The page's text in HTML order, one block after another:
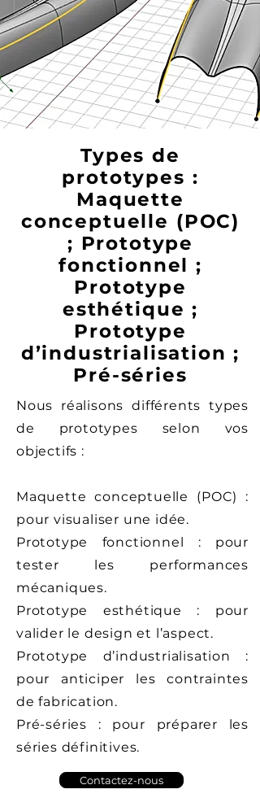
Types de
prototypes :
Maquette
conceptuelle (POC)
; Prototype
fonctionnel ;
Prototype
esthétique ;
Prototype
d’industrialisation ;
Pré-séries
Nous réalisons différents types
de prototypes selon vos
objectifs :
Maquette conceptuelle (POC) :
pour visualiser une idée.
Prototype fonctionnel : pour
tester les performances
mécaniques.
Prototype esthétique : pour
valider le design et l’aspect.
Prototype d’industrialisation :
pour anticiper les contraintes
de fabrication.
Pré-séries : pour préparer les
séries définitives.
Contactez-nous